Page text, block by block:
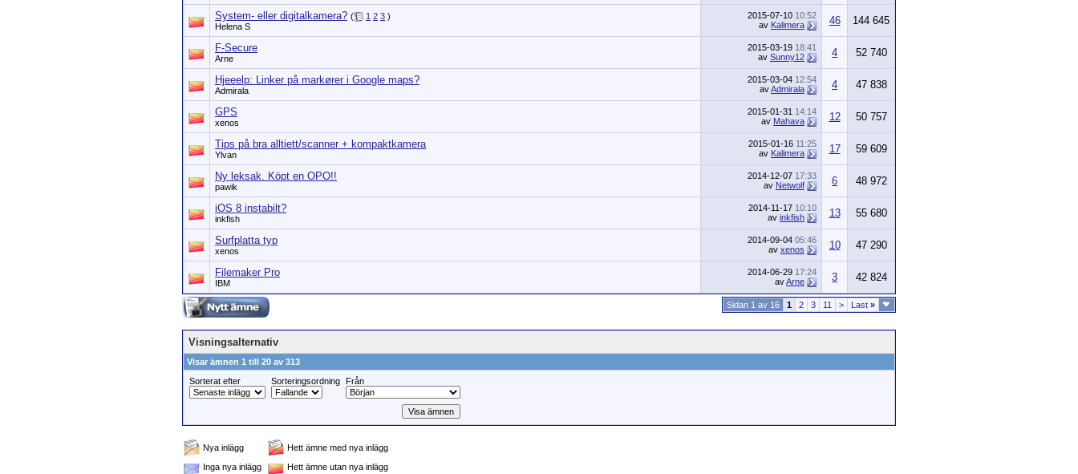
System- eller digitalkamera? ( 1 2 3 )
Helena S
2015-07-10 10:52
av Kalimera 46 144 645
F-Secure
Arne
2015-03-19 18:41
av Sunny12 4 52 740
Hjeeelp: Linker på markører i Google maps?
Admirala
2015-03-04 12:54
avAdmirala 4 47 838
GPS
xenos
2015-01-31 14:14
av Mahava 12 50 757
Tips på bra alltiett/scanner + kompaktkamera
Ylvan
2015-01-16 11:25
av Kalimera 17 59 609
Ny leksak. Köpt en OPO!!
pawik
2014-12-07 17:33
av Netwolf 6 48 972
iOS 8 instabilt?
inkfish
2014-11-17 10:10
av inkfish 13 55 680
Surfplatta typ
xenos
2014-09-04 05:46
av xenos 10 47 290
Filemaker Pro
IBM
2014-06-29 17:24
avArne 3 42 824
Sidan 1 av 16 1 2 3 11 > Last »
Visningsalternativ
Visar ämnen 1 till 20 av 313
Sorterat efter
Sorteringsordning Från
Nya inlägg
Hett ämne med nya inlägg
Inga nya inlägg
Hett ämne utan nya inlägg